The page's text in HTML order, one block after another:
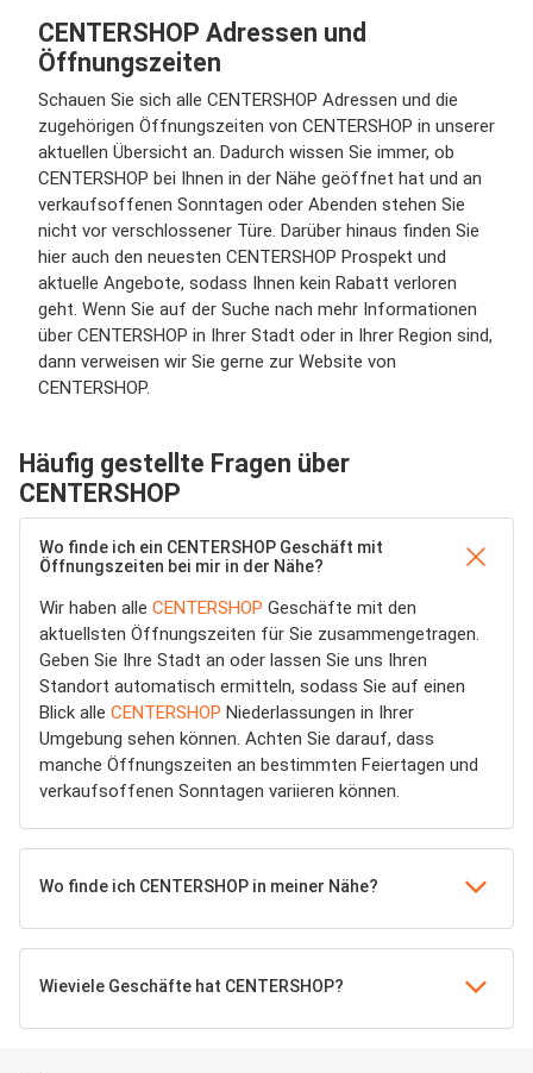
CENTERSHOP Adressen und
Öffnungszeiten
Schauen Sie sich alle CENTERSHOP Adressen und die
zugehörigen Öffnungszeiten von CENTERSHOP in unserer
aktuellen Übersicht an. Dadurch wissen Sie immer, ob
CENTERSHOP bei Ihnen in der Nähe geöffnet hat und an
verkaufsoffenen Sonntagen oder Abenden stehen Sie
nicht vor verschlossener Türe. Darüber hinaus finden Sie
hier auch den neuesten CENTERSHOP Prospekt und
aktuelle Angebote, sodass Ihnen kein Rabatt verloren
geht. Wenn Sie auf der Suche nach mehr Informationen
über CENTERSHOP in Ihrer Stadt oder in Ihrer Region sind,
dann verweisen wir Sie gerne zur Website von
CENTERSHOP.
Häufig gestellte Fragen über
CENTERSHOP
Wo finde ich ein CENTERSHOP Geschäft mit
Öffnungszeiten bei mir in der Nähe?
Wir haben alle CENTERSHOP Geschäfte mit den
aktuellsten Öffnungszeiten für Sie zusammengetragen.
Geben Sie Ihre Stadt an oder lassen Sie uns Ihren
Standort automatisch ermitteln, sodass Sie auf einen
Blick alle CENTERSHOP Niederlassungen in Ihrer
Umgebung sehen können. Achten Sie darauf, dass
manche Öffnungszeiten an bestimmten Feiertagen und
verkaufsoffenen Sonntagen variieren können.
Wo finde ich CENTERSHOP in meiner Nähe?
Wieviele Geschäfte hat CENTERSHOP?